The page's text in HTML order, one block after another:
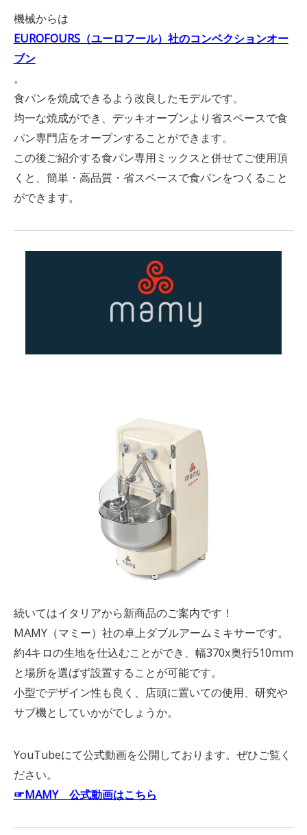
機械からは
EUROFOURS（ユーロフール）社のコンベクションオー
ブン
。
食パンを焼成できるよう改良したモデルです。
均一な焼成ができ、デッキオーブンより省スペースで食
パン専門店をオープンすることができます。
この後ご紹介する食パン専用ミックスと併せてご使用頂
くと、簡単・高品質・省スペースで食パンをつくること
ができます。
続いてはイタリアから新商品のご案内です！
MAMY（マミー）社の卓上ダブルアームミキサーです。
約4キロの生地を仕込むことができ、幅370x奥行510mm
と場所を選ばず設置することが可能です。
小型でデザイン性も良く、店頭に置いての使用、研究や
サブ機としていかがでしょうか。
YouTubeにて公式動画を公開しております。ぜひご覧く
ださい。
☞MAMY 公式動画はこちら